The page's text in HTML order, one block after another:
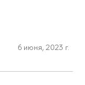
6 июня, 2023 г.